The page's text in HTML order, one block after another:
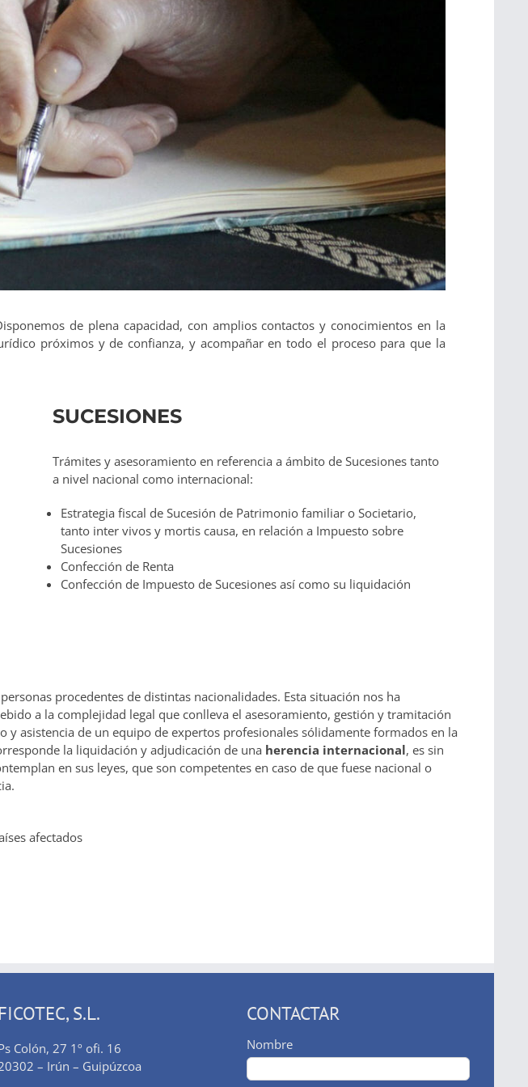
de plena capacidad, con amplios contactos y conocimientos en la
próximos y de confianza, y acompañar en todo el proceso para que la
SUCESIONES
Trámites y asesoramiento en referencia a ámbito de Sucesiones tanto
a nivel nacional como internacional:
Estrategia fiscal de Sucesión de Patrimonio familiar o Societario,
tanto inter vivos y mortis causa, en relación a Impuesto sobre
Sucesiones
Confección de Renta
Confección de Impuesto de Sucesiones así como su liquidación
procedentes de distintas nacionalidades. Esta situación nos ha
a la complejidad legal que conlleva el asesoramiento, gestión y tramitación
asistencia de un equipo de expertos profesionales sólidamente formados en la
la liquidación y adjudicación de una herencia internacional, es sin
en sus leyes, que son competentes en caso de que fuese nacional o
afectados
FICOTEC, S.L.
Colón, 27 1º ofi. 16
– Irún – Guipúzcoa
CONTACTAR
Nombre